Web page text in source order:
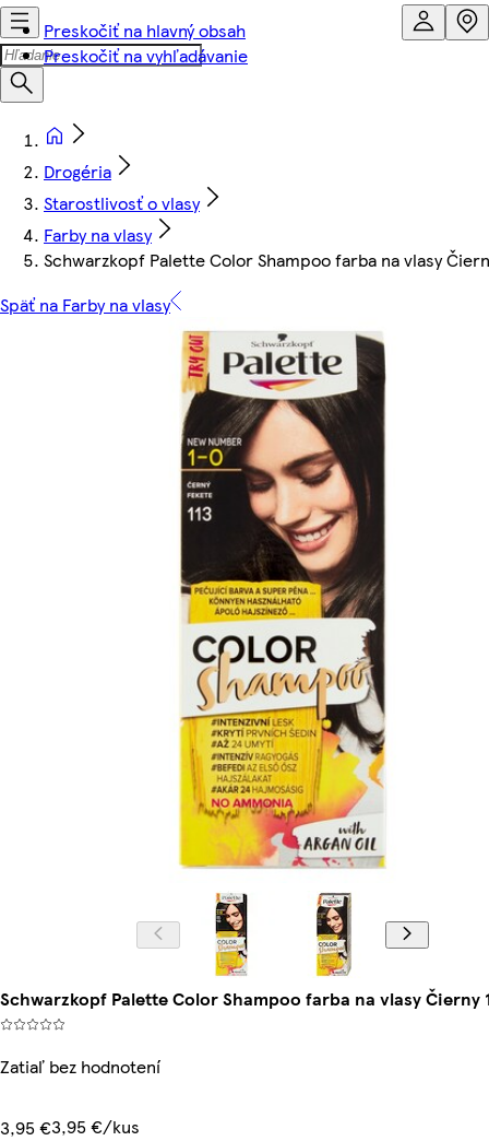
Preskočiť na hlavný obsah
Preskočiť na vyhľadávanie
Drogéria
Starostlivosť o vlasy
Farby na vlasy
Schwarzkopf Palette Color Shampoo farba na vlasy
Späť na Farby na vlasy
Schwarzkopf Palette Color Shampoo farba na vlasy Čierny
Zatiaľ bez hodnotení
3,95 €3,95 €/kus